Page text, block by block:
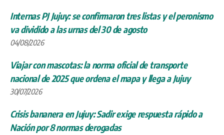
Internas PJ Jujuy: se confirmaron tres listas y el peronismo
va dividido a las urnas del 30 de agosto
04/08/2026
Viajar con mascotas: la norma oficial de transporte
nacional de 2025 que ordena el mapa y llega a Jujuy
30/07/2026
Crisis bananera en Jujuy: Sadir exige respuesta rápido a
Nación por 8 normas derogadas